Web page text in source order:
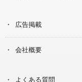
広告掲載
会社概要
よくある質問